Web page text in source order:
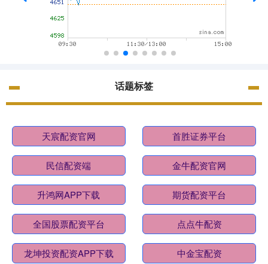
话题标签
天宸配资官网 首胜证券平台
民信配资端 金牛配资官网
升鸿网APP下载 期货配资平台
全国股票配资平台 点点牛配资
龙坤投资配资APP下载 中金宝配资